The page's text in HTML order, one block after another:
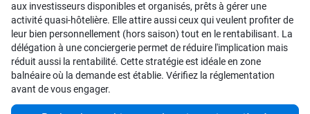
aux investisseurs disponibles et organisés, prêts à gérer une
activité quasi-hôtelière. Elle attire aussi ceux qui veulent profiter de
leur bien personnellement (hors saison) tout en le rentabilisant. La
délégation à une conciergerie permet de réduire l'implication mais
réduit aussi la rentabilité. Cette stratégie est idéale en zone
balnéaire où la demande est établie. Vérifiez la réglementation
avant de vous engager.